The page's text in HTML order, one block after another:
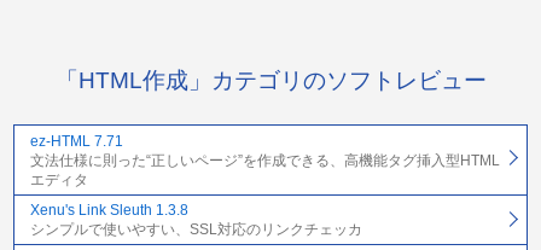
「HTML作成」カテゴリのソフトレビュー
ez-HTML 7.71
文法仕様に則った“正しいページ”を作成できる、高機能タグ挿入型HTML
エディタ
Xenu's Link Sleuth 1.3.8
シンプルで使いやすい、SSL対応のリンクチェッカ